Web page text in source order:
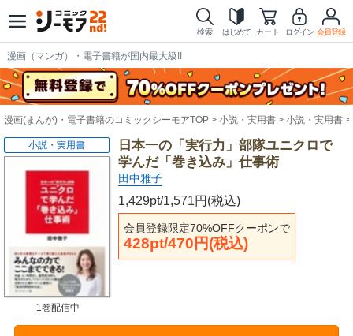
検索 はじめて カート ログイン 会員登録
漫画（マンガ）・電子書籍が国内最大級!!
漫画(まんが)・電子書籍のコミックシーモアTOP 小説・実用書 小説・実用書
日本一の「実行力」部隊ユニクロで
学んだ「巻き込み」仕事術
田中雅子
1,429pt/1,571円(税込)
会員登録限定70%OFFクーポンで
428pt/470円(税込)
小説・実用書
1巻配信中